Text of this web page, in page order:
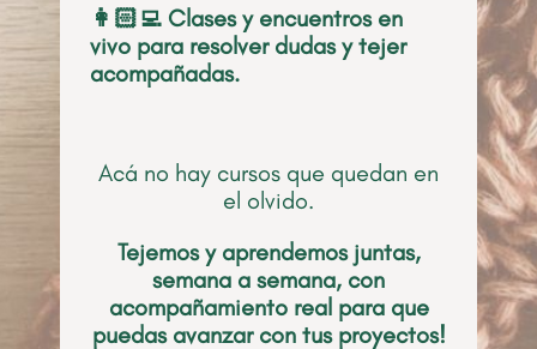
👩🏻‍💻 Clases y encuentros en
vivo para resolver dudas y tejer
acompañadas.
Acá no hay cursos que quedan en
el olvido.
Tejemos y aprendemos juntas,
semana a semana, con
acompañamiento real para que
puedas avanzar con tus proyectos!